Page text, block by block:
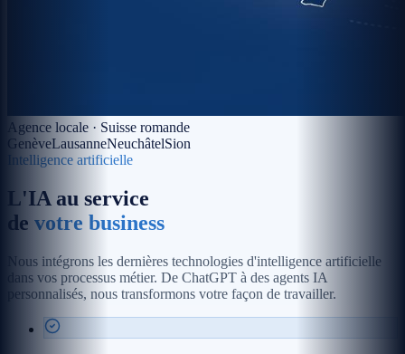
Agence locale · Suisse romande
GenèveLausanneNeuchâtelSion
Intelligence artificielle
L'IA au service
de votre business
Nous intégrons les dernières technologies d'intelligence artificielle
dans vos processus métier. De ChatGPT à des agents IA
personnalisés, nous transformons votre façon de travailler.